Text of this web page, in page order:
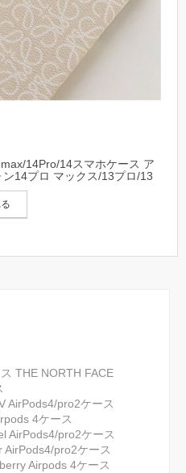
14Pro/14スマホケース ア
14プロ マックス/13プロ/13
ドLOEWEgalaxyA53(SC-
THE NORTH FACE
AirPods4/pro2ケース
4ケース
AirPods4/pro2ケース
AirPods4/pro2ケース
Airpods 4ケース